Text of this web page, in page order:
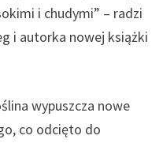
i chudymi” – radzi
i autorka nowej książki
wypuszcza nowe
co odcięto do